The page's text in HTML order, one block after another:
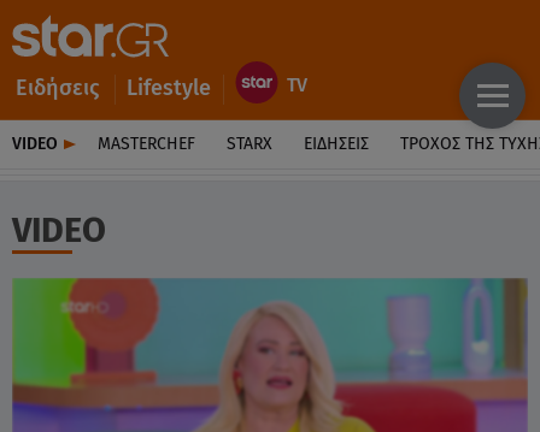
Ειδήσεις Lifestyle
VIDEO MASTERCHEF STARX ΕΙΔΉΣΕΙΣ ΤΡΟΧΌΣ ΤΗΣ
VIDEO